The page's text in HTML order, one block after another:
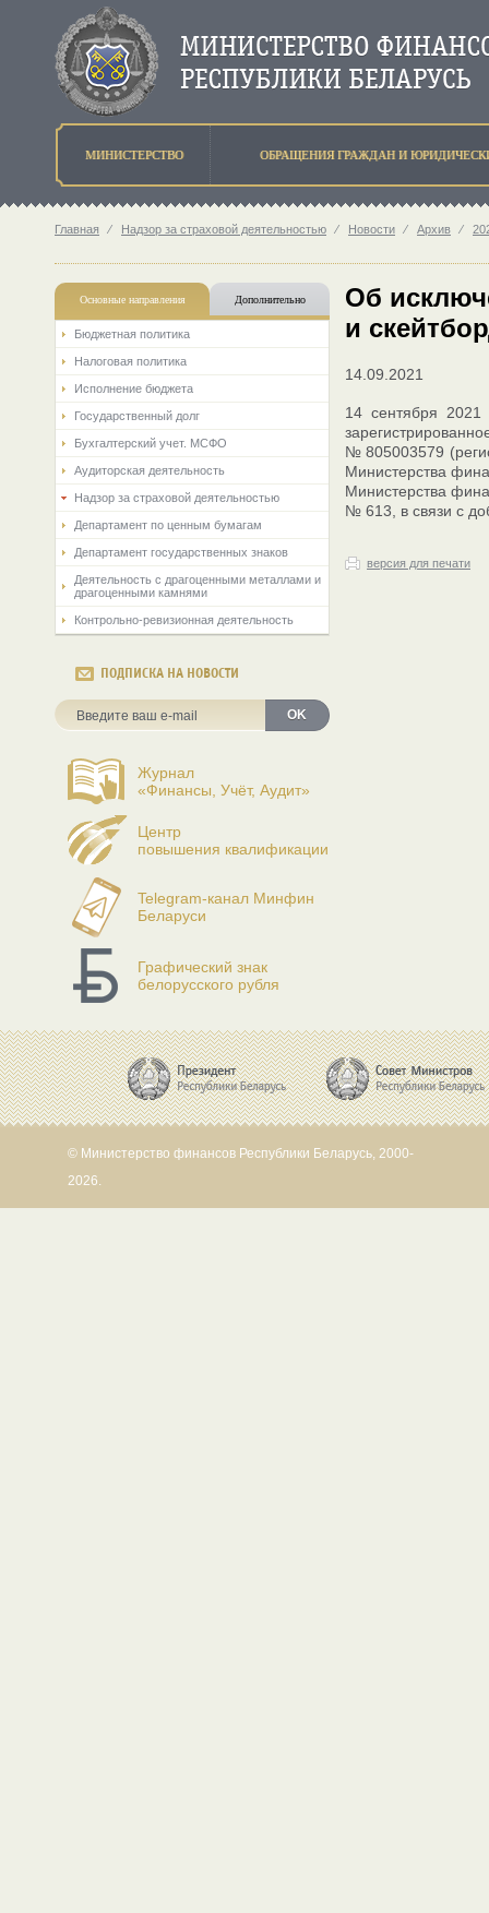
МИНИСТЕРСТВО ОБРАЩЕНИЯ ГРАЖДАН И
Главная ⁄ Надзор за страховой деятельностью ⁄ Новости ⁄ Архив ⁄
Основные направления Дополнительно
Бюджетная политика
Налоговая политика
Исполнение бюджета
Государственный долг
Бухгалтерский учет. МСФО
Аудиторская деятельность
Надзор за страховой деятельностью
Департамент по ценным бумагам
Департамент государственных знаков
Деятельность с драгоценными металлами и
драгоценными камнями
Контрольно-ревизионная деятельность
ПОДПИСКА НА НОВОСТИ
OK
Журнал
«Финансы, Учёт, Аудит»
Центр
повышения квалификации
Telegram-канал Минфин
Беларуси
Графический знак
белорусского рубля
Об
и
14.09.2021
14 сентября 2021
№ 805003579
Министерства
Министерства
№ 613, в связи с
версия для печати
© Министерство финансов Республики Беларусь, 2000-
2026.